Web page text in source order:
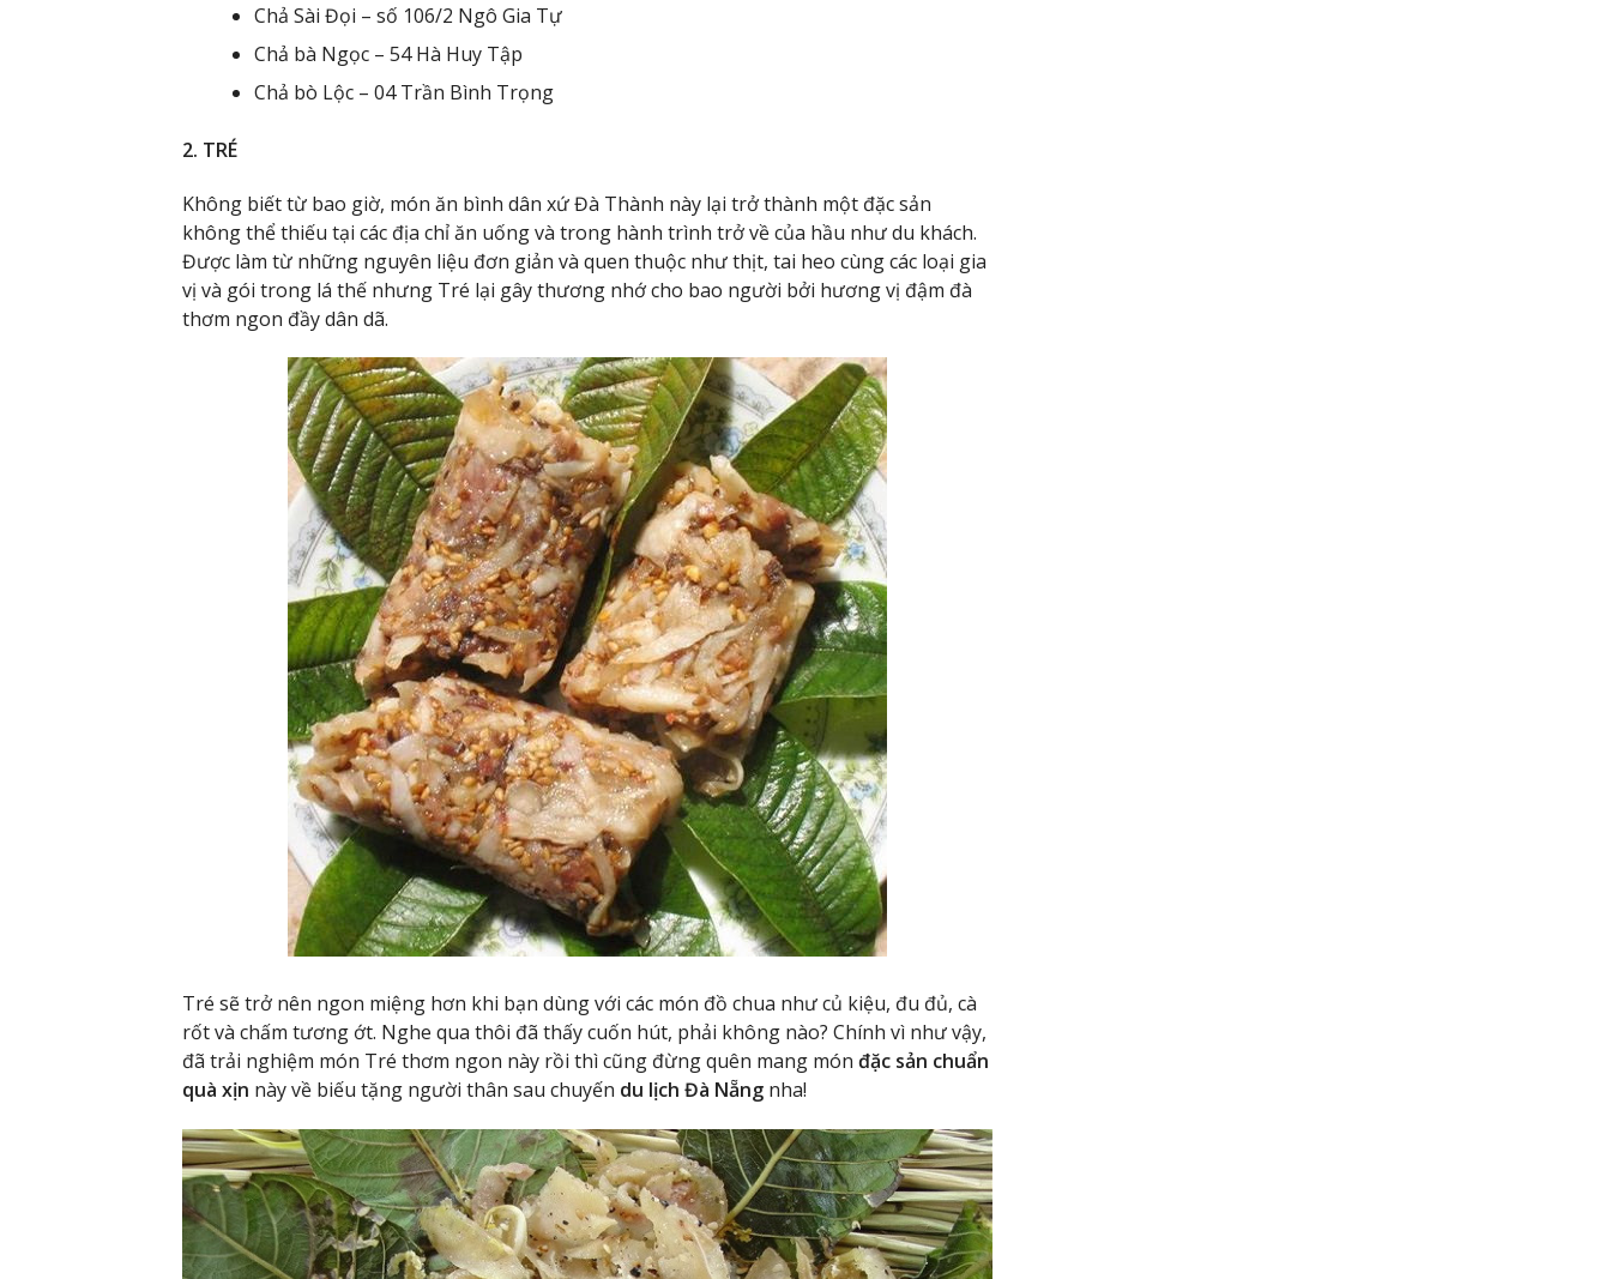
Chả Sài Đọi – số 106/2 Ngô Gia Tự
Chả bà Ngọc – 54 Hà Huy Tập
Chả bò Lộc – 04 Trần Bình Trọng
2. TRÉ
Không biết từ bao giờ, món ăn bình dân xứ Đà Thành này lại trở thành một đặc sản
không thể thiếu tại các địa chỉ ăn uống và trong hành trình trở về của hầu như du khách.
Được làm từ những nguyên liệu đơn giản và quen thuộc như thịt, tai heo cùng các loại gia
vị và gói trong lá thế nhưng Tré lại gây thương nhớ cho bao người bởi hương vị đậm đà
thơm ngon đầy dân dã.
Tré sẽ trở nên ngon miệng hơn khi bạn dùng với các món đồ chua như củ kiệu, đu đủ, cà
rốt và chấm tương ớt. Nghe qua thôi đã thấy cuốn hút, phải không nào? Chính vì như vậy,
đã trải nghiệm món Tré thơm ngon này rồi thì cũng đừng quên mang món đặc sản chuẩn
quà xịn này về biếu tặng người thân sau chuyến du lịch Đà Nẵng nha!